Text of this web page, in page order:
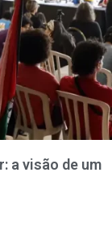
a visão de um